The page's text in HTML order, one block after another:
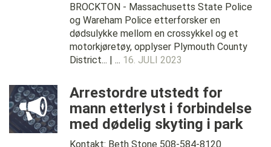
BROCKTON - Massachusetts State Police
og Wareham Police etterforsker en
dødsulykke mellom en crossykkel og et
motorkjøretøy, opplyser Plymouth County
District... | ... 16. JULI 2023
Arrestordre utstedt for
mann etterlyst i forbindelse
med dødelig skyting i park
Kontakt: Beth Stone 508-584-8120